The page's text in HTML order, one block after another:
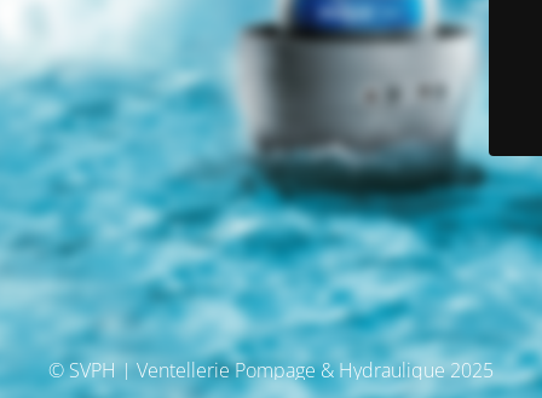
© SVPH | Ventellerie Pompage & Hydraulique 2025